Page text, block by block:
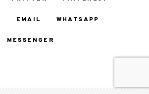
EMAIL WHATSAPP
MESSENGER